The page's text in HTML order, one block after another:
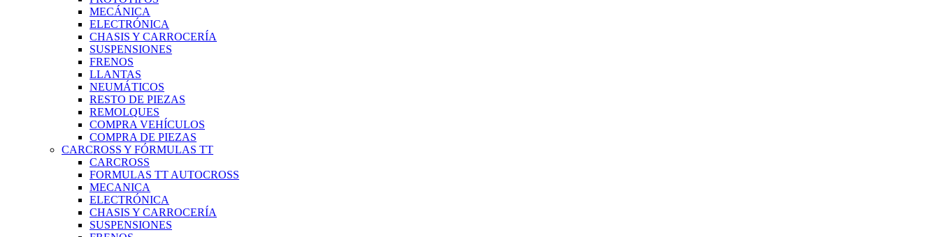
MECÁNICA
ELECTRÓNICA
CHASIS Y CARROCERÍA
SUSPENSIONES
FRENOS
LLANTAS
NEUMÁTICOS
RESTO DE PIEZAS
REMOLQUES
COMPRA VEHÍCULOS
COMPRA DE PIEZAS
CARCROSS Y FÓRMULAS TT
CARCROSS
FORMULAS TT AUTOCROSS
MECANICA
ELECTRÓNICA
CHASIS Y CARROCERÍA
SUSPENSIONES